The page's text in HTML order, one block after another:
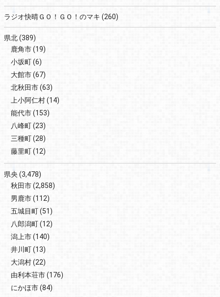
ラジオ快晴ＧＯ！ＧＯ！のマキ (260)
県北(389)
鹿角市(19)
小坂町(6)
大館市(67)
北秋田市(63)
上小阿仁村(14)
能代市(153)
八峰町(23)
三種町(28)
藤里町(12)
県央 (3,478)
秋田市(2,858)
男鹿市(112)
五城目町(51)
八郎潟町(12)
潟上市(140)
井川町(13)
大潟村(22)
由利本荘市(176)
にかほ市(84)